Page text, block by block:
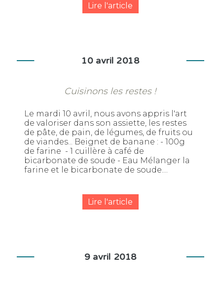
Lire l'article
10 avril 2018
Cuisinons les restes !
Le mardi 10 avril, nous avons appris l'art
de valoriser dans son assiette, les restes
de pâte, de pain, de légumes, de fruits ou
de viandes... Beignet de banane : - 100g
de farine - 1 cuillère à café de
bicarbonate de soude - Eau Mélanger la
farine et le bicarbonate de soude....
Lire l'article
9 avril 2018